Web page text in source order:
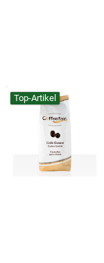
Top-Artikel